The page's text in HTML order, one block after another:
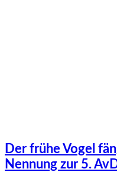
Der frühe Vogel
Nennung zur 5.